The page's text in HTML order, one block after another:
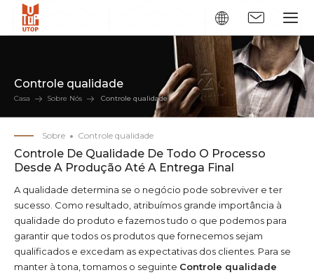
Controle qualidade
Casa Sobre Nós Controle qualidade
Sobre Controle qualidade
Controle De Qualidade De Todo O Processo
Desde A Produção Até A Entrega Final
A qualidade determina se o negócio pode sobreviver e ter
sucesso. Como resultado, atribuímos grande importância à
qualidade do produto e fazemos tudo o que podemos para
garantir que todos os produtos que fornecemos sejam
qualificados e excedam as expectativas dos clientes. Para se
manter à tona, tomamos o seguinte Controle qualidade